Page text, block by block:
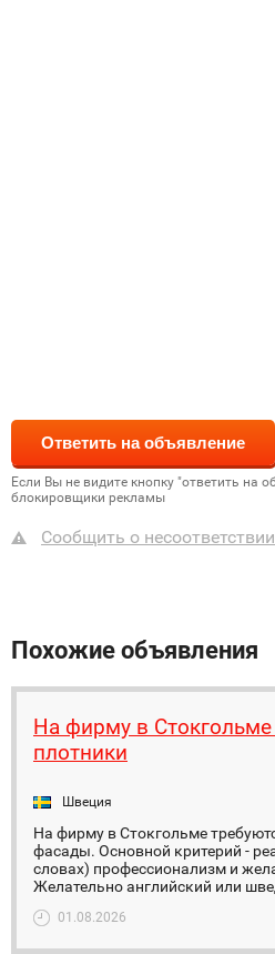
Если Вы не видите кнопку "ответить на
блокировщики рекламы
Сообщить о
Похожие объявления
На фирму в Стокгольме
плотники
Швеция
На фирму в Стокгольме
фасады. Основной критерий -
словах) профессионализм и
Желательно английский или
01.08.2026